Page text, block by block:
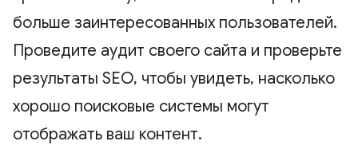
больше заинтересованных пользователей.
Проведите аудит своего сайта и проверьте
результаты SEO, чтобы увидеть, насколько
хорошо поисковые системы могут
отображать ваш контент.